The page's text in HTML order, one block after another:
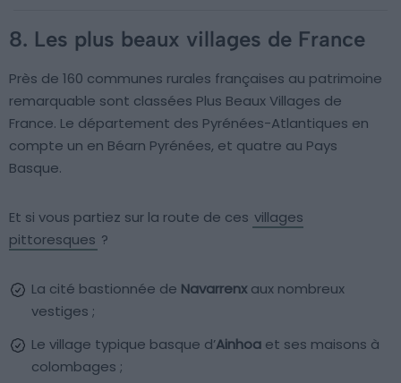
8. Les plus beaux villages de France
Près de 160 communes rurales françaises au patrimoine
remarquable sont classées Plus Beaux Villages de
France. Le département des Pyrénées-Atlantiques en
compte un en Béarn Pyrénées, et quatre au Pays
Basque.
Et si vous partiez sur la route de ces villages
pittoresques ?
La cité bastionnée de Navarrenxaux nombreux
vestiges ;
Le village typique basque d’Ainhoa et ses maisons à
colombages ;